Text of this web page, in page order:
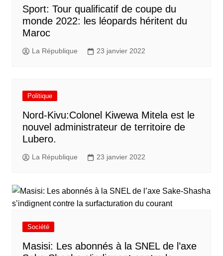
Sport: Tour qualificatif de coupe du
monde 2022: les léopards héritent du
Maroc
La République 23 janvier 2022
Politique
Nord-Kivu:Colonel Kiwewa Mitela est le
nouvel administrateur de territoire de
Lubero.
La République 23 janvier 2022
Société
Masisi: Les abonnés à la SNEL de l’axe